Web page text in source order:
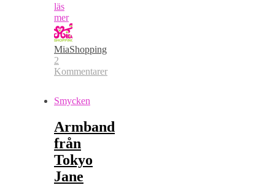
läs
mer
MiaShopping
2
Kommentarer
Smycken
Armband
från
Tokyo
Jane